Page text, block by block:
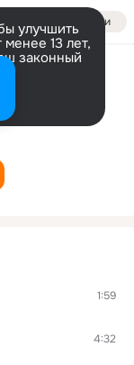
Войти
улучшить
13 лет,
законный
1:59
4:32